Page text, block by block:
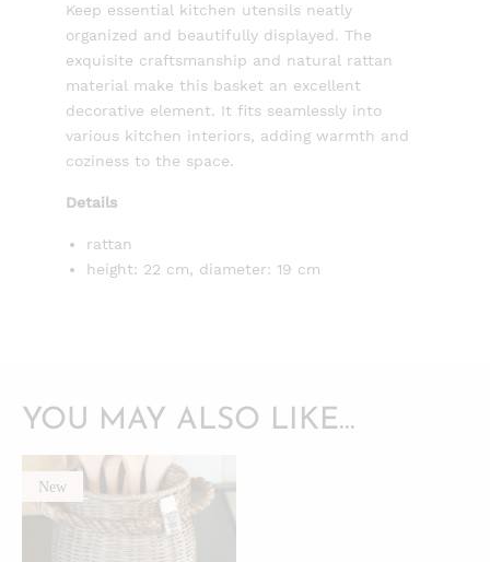
Keep essential kitchen utensils neatly
organized and beautifully displayed. The
exquisite craftsmanship and natural rattan
material make this basket an excellent
decorative element. It fits seamlessly into
various kitchen interiors, adding warmth and
coziness to the space.
Details
rattan
height: 22 cm, diameter: 19 cm
YOU MAY ALSO LIKE…
New